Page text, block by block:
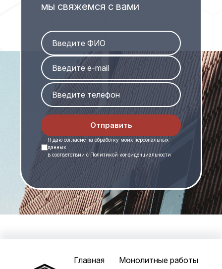
мы свяжемся с вами
Отправить
Я даю согласие на обработку моих персональных
данных
в соответствии с Политикой конфиденциальности
Основная навигация
Главная
Монолитные работы